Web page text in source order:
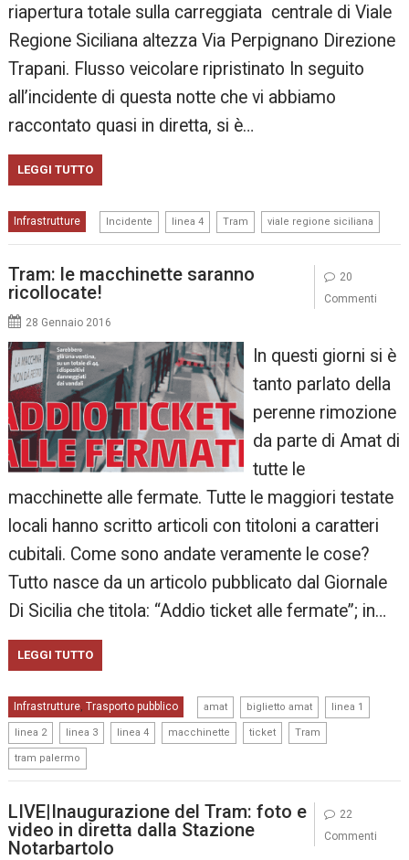
riapertura totale sulla carreggiata centrale di Viale
Regione Siciliana altezza Via Perpignano Direzione
Trapani. Flusso veicolare ripristinato In seguito
all’incidente di questa notte che vi abbiamo
raccontato quasi in diretta, si è…
LEGGI TUTTO
Infrastrutture Incidente linea 4 Tram viale regione siciliana
Tram: le macchinette saranno
ricollocate!
28 Gennaio 2016
In questi giorni si è
tanto parlato della
perenne rimozione
da parte di Amat di
tutte le
macchinette alle fermate. Tutte le maggiori testate
locali hanno scritto articoli con titoloni a caratteri
cubitali. Come sono andate veramente le cose?
Tutto nasce da un articolo pubblicato dal Giornale
Di Sicilia che titola: “Addio ticket alle fermate”; in…
LEGGI TUTTO
Infrastrutture, Trasporto pubblico amat biglietto amat linea 1
linea 2 linea 3 linea 4 macchinette ticket Tram
tram palermo
20
Commenti
LIVE|Inaugurazione del Tram: foto e
video in diretta dalla Stazione
Notarbartolo
22
Commenti